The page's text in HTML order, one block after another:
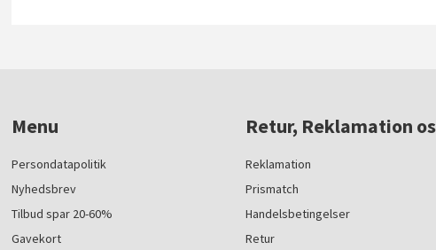
Menu
Persondatapolitik
Nyhedsbrev
Tilbud spar 20-60%
Gavekort
Retur, Reklamation
Reklamation
Prismatch
Handelsbetingelser
Retur